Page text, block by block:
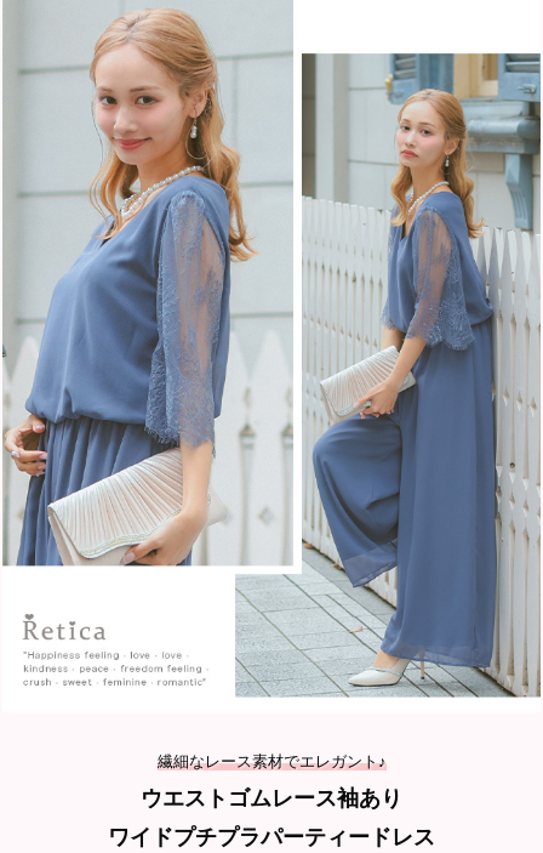
繊細なレース素材でエレガント♪
ウエストゴムレース袖あり
ワイドプチプラパーティードレス